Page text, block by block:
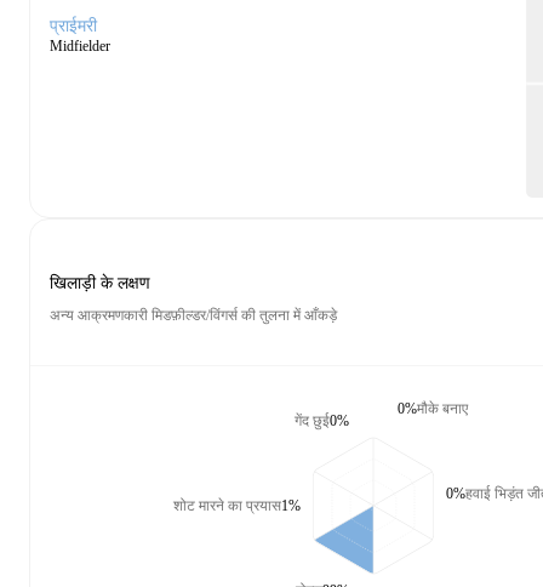
प्राईमरी
Midfielder
खिलाड़ी के लक्षण
अन्य आक्रमणकारी मिडफ़ील्डर/विंगर्स की तुलना में आँकड़े
गेंद छुई0%
शोट मारने का प्रयास1%
मौके बनाए
0%
हवाई भिड़ंत
0%